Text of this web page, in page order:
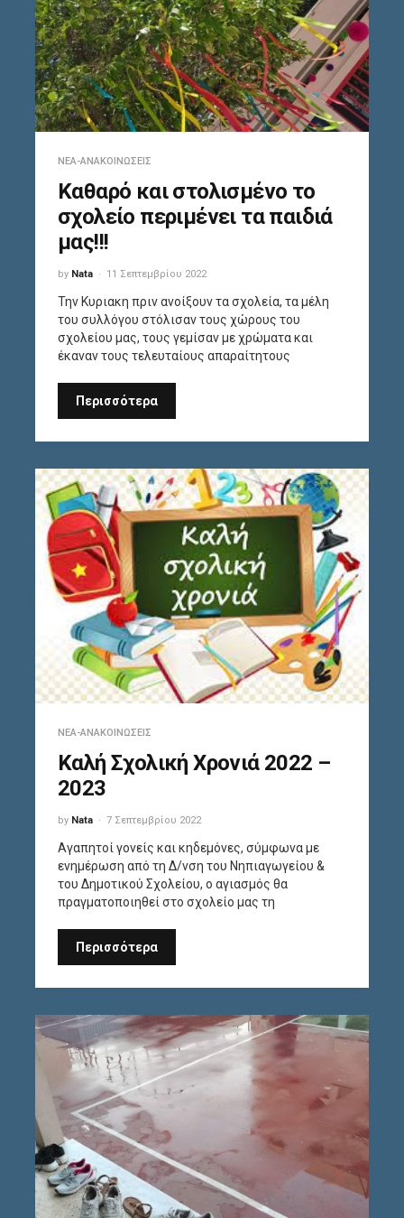
ΝΈΑ-ΑΝΑΚΟΙΝΏΣΕΙΣ
Καθαρό και στολισμένο το
σχολείο περιμένει τα παιδιά
μας!!!
by Nata 11 Σεπτεμβρίου 2022
Την Κυριακη πριν ανοίξουν τα σχολεία, τα μέλη
του συλλόγου στόλισαν τους χώρους του
σχολείου μας, τους γεμίσαν με χρώματα και
έκαναν τους τελευταίους απαραίτητους
Περισσότερα
ΝΈΑ-ΑΝΑΚΟΙΝΏΣΕΙΣ
Καλή Σχολική Χρονιά 2022 –
2023
by Nata 7 Σεπτεμβρίου 2022
Αγαπητοί γονείς και κηδεμόνες, σύμφωνα με
ενημέρωση από τη Δ/νση του Νηπιαγωγείου &
του Δημοτικού Σχολείου, ο αγιασμός θα
πραγματοποιηθεί στο σχολείο μας τη
Περισσότερα